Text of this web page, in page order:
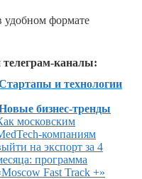
удобном формате
каналы:
и технологии
бизнес-тренды
московским
компаниям
на экспорт за 4
программа
Fast Track +»